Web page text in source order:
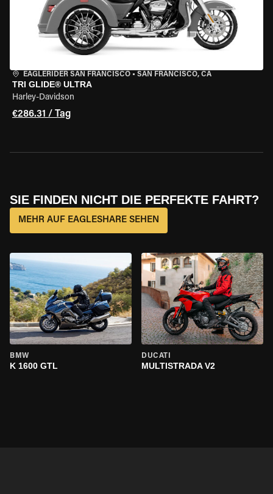
EAGLERIDER SAN FRANCISCO • SAN FRANCISCO, CA
TRI GLIDE® ULTRA
Harley-Davidson
€286.31 / Tag
SIE FINDEN NICHT DIE PERFEKTE FAHRT?
MEHR AUF EAGLESHARE SEHEN
BMW
K 1600 GTL
DUCATI
MULTISTRADA V2